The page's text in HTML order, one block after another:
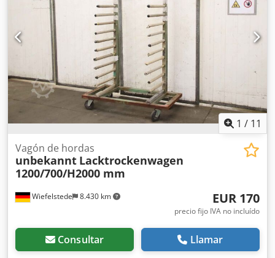
1 / 11
Wiefelstede 8.430 km
Vagón de hordas
unbekannt Lacktrockenwagen
1200/700/H2000 mm
EUR 170
precio fijo IVA no incluído
Consultar Llamar